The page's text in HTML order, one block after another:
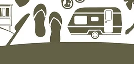
Båtnytt fra Evjua: August